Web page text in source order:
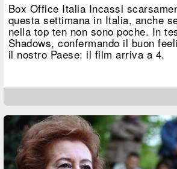
Box Office Italia Incassi
questa settimana in Italia, anche
nella top ten non sono poche. In
Shadows, confermando il buon
il nostro Paese: il film arriva a 4.